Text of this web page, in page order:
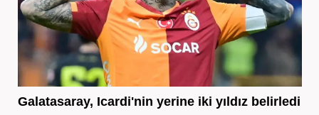
Galatasaray, Icardi'nin yerine iki yıldız belirledi